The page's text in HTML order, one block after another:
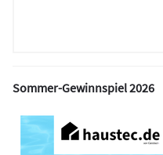
Sommer-Gewinnspiel 2026